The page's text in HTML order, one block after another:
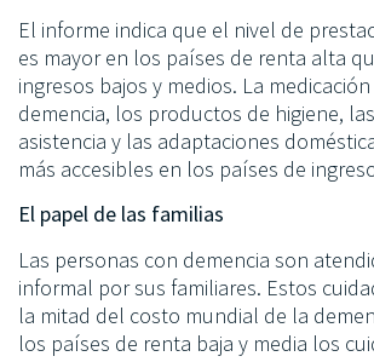
El informe indica que el nivel de
es mayor en los países de renta alta
ingresos bajos y medios. La
demencia, los productos de higiene,
asistencia y las adaptaciones
más accesibles en los países de
El papel de las familias
Las personas con demencia son
informal por sus familiares. Estos
la mitad del costo mundial de la
los países de renta baja y media los